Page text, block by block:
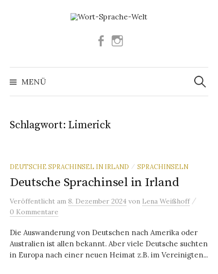
Facebook
MENÜ
Suchen
nach:
Schlagwort: Limerick
DEUTSCHE SPRACHINSEL IN IRLAND / SPRACHINSELN
Deutsche Sprachinsel in Irland
Veröffentlicht am 8. Dezember 2024 von Lena Weißhoff /
0 Kommentare
Die Auswanderung von Deutschen nach Amerika oder
Australien ist allen bekannt. Aber viele Deutsche suchten
in Europa nach einer neuen Heimat z.B. im Vereinigten...